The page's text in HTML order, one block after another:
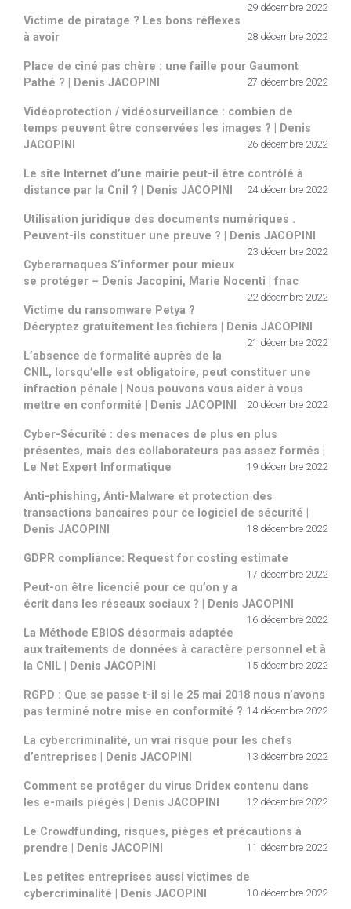
29 décembre 2022
Victime de piratage ? Les bons réflexes
à avoir
28 décembre 2022
Place de ciné pas chère : une faille pour Gaumont
Pathé ? | Denis JACOPINI
27 décembre 2022
Vidéoprotection / vidéosurveillance : combien de
temps peuvent être conservées les images ? | Denis
JACOPINI
26 décembre 2022
Le site Internet d’une mairie peut-il être contrôlé à
distance par la Cnil ? | Denis JACOPINI
24 décembre 2022
Utilisation juridique des documents numériques .
Peuvent-ils constituer une preuve ? | Denis JACOPINI
23 décembre 2022
Cyberarnaques S’informer pour mieux
se protéger – Denis Jacopini, Marie Nocenti | fnac
22 décembre 2022
Victime du ransomware Petya ?
Décryptez gratuitement les fichiers | Denis JACOPINI
21 décembre 2022
L’absence de formalité auprès de la
CNIL, lorsqu’elle est obligatoire, peut constituer une
infraction pénale | Nous pouvons vous aider à vous
mettre en conformité | Denis JACOPINI
20 décembre 2022
Cyber-Sécurité : des menaces de plus en plus
présentes, mais des collaborateurs pas assez formés |
Le Net Expert Informatique
19 décembre 2022
Anti-phishing, Anti-Malware et protection des
transactions bancaires pour ce logiciel de sécurité |
Denis JACOPINI
18 décembre 2022
GDPR compliance: Request for costing estimate
17 décembre 2022
Peut-on être licencié pour ce qu’on y a
écrit dans les réseaux sociaux ? | Denis JACOPINI
16 décembre 2022
La Méthode EBIOS désormais adaptée
aux traitements de données à caractère personnel et à
la CNIL | Denis JACOPINI
15 décembre 2022
RGPD : Que se passe t-il si le 25 mai 2018 nous n’avons
pas terminé notre mise en conformité ? 14 décembre 2022
La cybercriminalité, un vrai risque pour les chefs
d’entreprises | Denis JACOPINI
13 décembre 2022
Comment se protéger du virus Dridex contenu dans
les e-mails piégés | Denis JACOPINI
12 décembre 2022
Le Crowdfunding, risques, pièges et précautions à
prendre | Denis JACOPINI
11 décembre 2022
Les petites entreprises aussi victimes de
cybercriminalité | Denis JACOPINI
10 décembre 2022